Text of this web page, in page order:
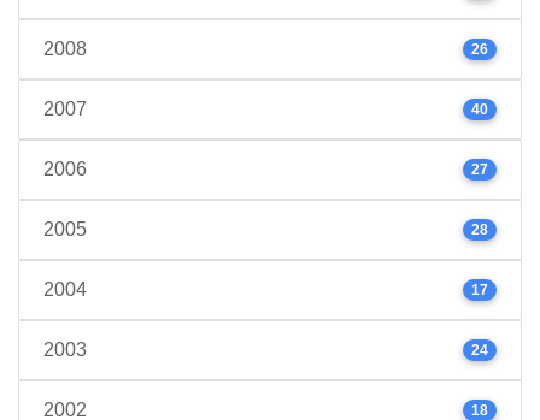
2008 26
2007 40
2006 27
2005 28
2004 17
2003 24
2002 18